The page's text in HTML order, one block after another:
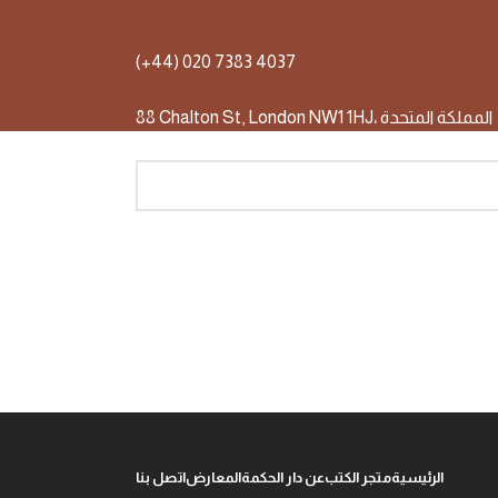
(+44) 020 7383 4037
88 Chalton St, London NW1 1HJ، المملكة المتحدة
الرئيسيةمتجر الكتبعن دار الحكمةالمعارضاتصل بنا